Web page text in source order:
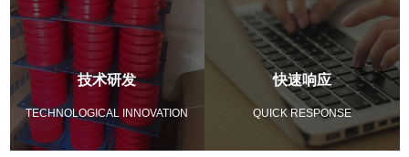
技术研发
TECHNOLOGICAL INNOVATION
快速响应
QUICK RESPONSE